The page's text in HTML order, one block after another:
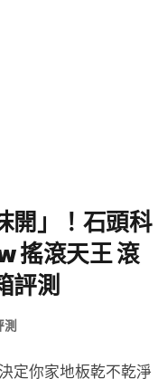
開」！石頭科
搖滾天王 滾
評測
測
定你家地板乾不乾淨